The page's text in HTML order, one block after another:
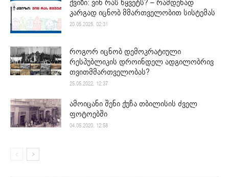
ქვიზი: ვინ რას წყვეტს? – რამდენად
კარგად იცნობ მმართველობით სისტემას
20.05.2025. 02:31
როგორ იცნობ დემოკრატიული
რესპუბლიკის დროინდელ ადგილობრივ
თვითმმართველობას?
25.05.2022. 12:37
ამოიცანი შენი ქუჩა თბილისის ძველ
ფოტოებში
04.05.2020. 12:58